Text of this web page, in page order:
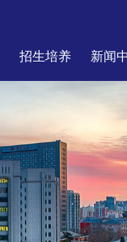
招生培养 新闻